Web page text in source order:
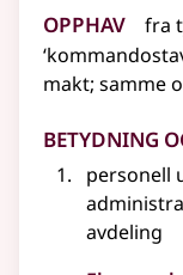
Opphav fra
makt; samme
Betydning
personell
avdeling